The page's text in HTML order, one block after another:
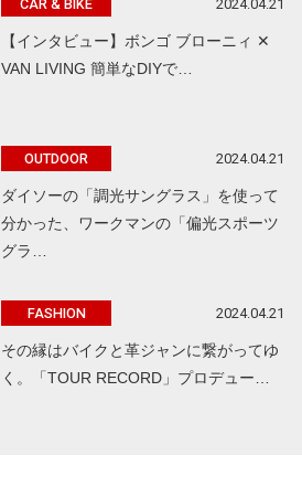
CAR & BIKE 2024.04.21
【インタビュー】ボンゴ ブローニィ ✕
VAN LIVING 簡単なDIYで…
OUTDOOR 2024.04.21
ダイソーの「調光サングラス」を使って
分かった、ワークマンの「偏光スポーツ
グラ…
FASHION 2024.04.21
その縁はバイクと革ジャンに繋がってゆ
く。「TOUR RECORD」プロデュー…